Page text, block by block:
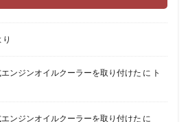
り
ンジンオイルクーラーを取り付けた に ト
ンジンオイルクーラーを取り付けた に